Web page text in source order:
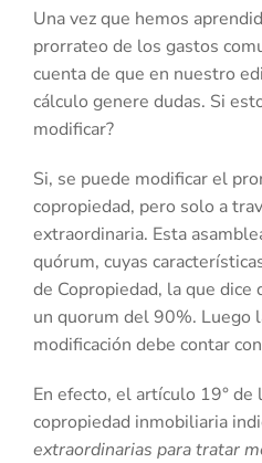
Una vez que hemos
prorrateo de los gastos
cuenta de que en nuestro
cálculo genere dudas. Si
modificar?
Si, se puede modificar el
copropiedad, pero solo a
extraordinaria. Esta
quórum, cuyas
de Copropiedad, la que dice
un quorum del 90%. Luego
modificación debe contar
En efecto, el artículo 19°
copropiedad inmobiliaria
extraordinarias para tratar